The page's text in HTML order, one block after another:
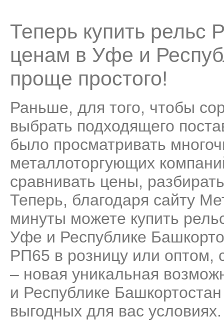
Теперь купить
ценам в Уфе и
проще простого!
Раньше, для того, чтобы
выбрать подходящего
было просматривать
металлоторгующих
сравнивать цены,
Теперь, благодаря сайту
минуты можете купить
Уфе и Республике
РП65 в розницу или оптом,
– новая уникальная
и Республике
выгодных для вас условиях.